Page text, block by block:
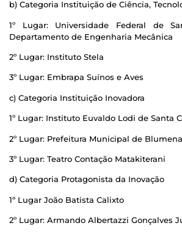
b) Categoria Instituição de Ciência,
1º Lugar: Universidade Federal de
Departamento de Engenharia Mecânica
2º Lugar: Instituto Stela
3º Lugar: Embrapa Suínos e Aves
c) Categoria Instituição Inovadora
1º Lugar: Instituto Euvaldo Lodi de Santa
2º Lugar: Prefeitura Municipal de
3º Lugar: Teatro Contação Matakiterani
d) Categoria Protagonista da Inovação
1º Lugar João Batista Calixto
2º Lugar: Armando Albertazzi Gonçalves